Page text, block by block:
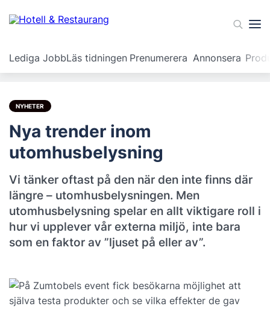
Lediga JobbLäs tidningen Prenumerera Annonsera
NYHETER
Nya trender inom
utomhusbelysning
Vi tänker oftast på den när den inte finns där
längre – utomhusbelysningen. Men
utomhusbelysning spelar en allt viktigare roll i
hur vi upplever vår externa miljö, inte bara
som en faktor av ”ljuset på eller av”.